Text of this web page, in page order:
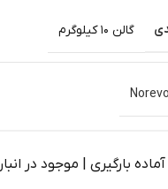
گالن 10 کیلوگرم
Norevo
بارگیری | موجود در انبار